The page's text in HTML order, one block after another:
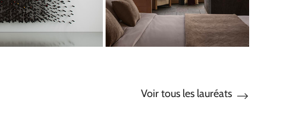
Voir tous les lauréats